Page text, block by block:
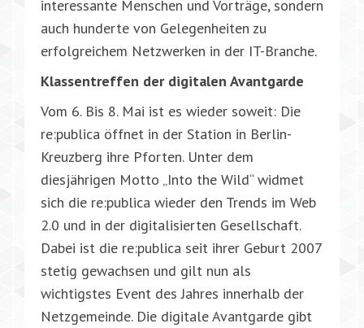
interessante Menschen und Vorträge, sondern
auch hunderte von Gelegenheiten zu
erfolgreichem Netzwerken in der IT-Branche.
Klassentreffen der digitalen Avantgarde
Vom 6. Bis 8. Mai ist es wieder soweit: Die
re:publica öffnet in der Station in Berlin-
Kreuzberg ihre Pforten. Unter dem
diesjährigen Motto „Into the Wild“ widmet
sich die re:publica wieder den Trends im Web
2.0 und in der digitalisierten Gesellschaft.
Dabei ist die re:publica seit ihrer Geburt 2007
stetig gewachsen und gilt nun als
wichtigstes Event des Jahres innerhalb der
Netzgemeinde. Die digitale Avantgarde gibt